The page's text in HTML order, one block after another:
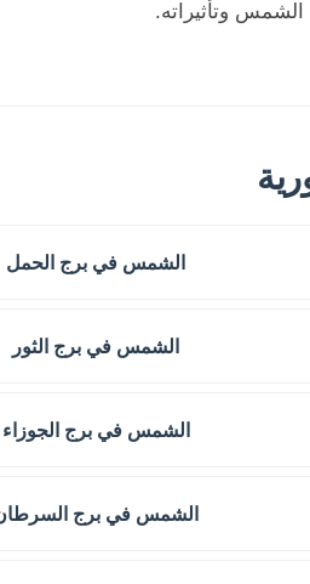
وتأثيراته.
الشمس في برج الحمل
الشمس في برج الثور
الشمس في برج الجوزاء
الشمس في برج